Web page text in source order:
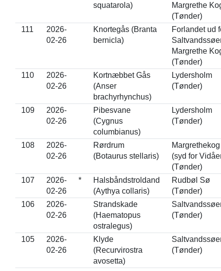
squatarola)
Margrethe
(Tønder)
111
2026-
02-26
Knortegås (Branta
bernicla)
Forlandet ud
Margrethe
(Tønder)
110
2026-
02-26
Kortnæbbet Gås
(Anser
brachyrhynchus)
Lydersholm
(Tønder)
109
2026-
02-26
Pibesvane
(Cygnus
columbianus)
Lydersholm
(Tønder)
108
2026-
02-26
Rørdrum
(Botaurus stellaris)
(syd for
(Tønder)
107
2026-
02-26
*
Halsbåndstroldand
(Aythya collaris)
Rudbøl Sø
(Tønder)
106
2026-
02-26
Strandskade
(Haematopus
ostralegus)
(Tønder)
105
2026-
02-26
Klyde
(Recurvirostra
avosetta)
(Tønder)